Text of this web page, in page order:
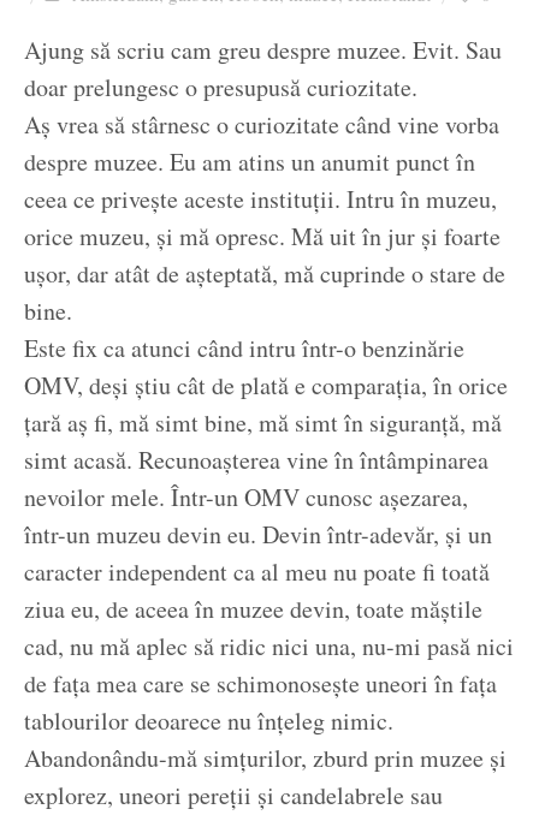
Ajung să scriu cam greu despre muzee. Evit. Sau
doar prelungesc o presupusă curiozitate.
Aș vrea să stârnesc o curiozitate când vine vorba
despre muzee. Eu am atins un anumit punct în
ceea ce privește aceste instituții. Intru în muzeu,
orice muzeu, și mă opresc. Mă uit în jur și foarte
ușor, dar atât de așteptată, mă cuprinde o stare de
bine.
Este fix ca atunci când intru într-o benzinărie
OMV, deși știu cât de plată e comparația, în orice
țară aș fi, mă simt bine, mă simt în siguranță, mă
simt acasă. Recunoașterea vine în întâmpinarea
nevoilor mele. Într-un OMV cunosc așezarea,
într-un muzeu devin eu. Devin într-adevăr, și un
caracter independent ca al meu nu poate fi toată
ziua eu, de aceea în muzee devin, toate măștile
cad, nu mă aplec să ridic nici una, nu-mi pasă nici
de fața mea care se schimonosește uneori în fața
tablourilor deoarece nu înțeleg nimic.
Abandonându-mă simțurilor, zburd prin muzee și
explorez, uneori pereții și candelabrele sau